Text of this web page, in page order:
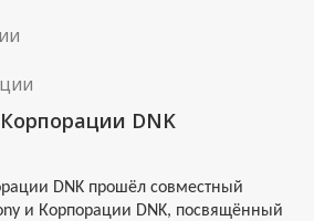
DNK
DNK прошёл совместный
и Корпорации DNK, посвящённый